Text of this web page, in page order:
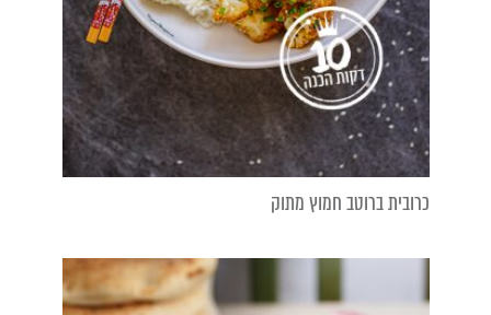
כרובית ברוטב חמוץ מתוק